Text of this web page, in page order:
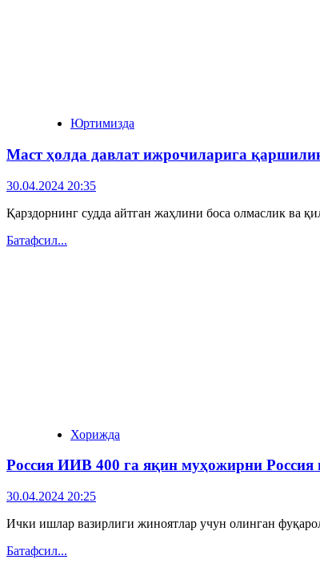
Юртимизда
Маст ҳолда давлат ижрочиларига
30.04.2024 20:35
Қарздорнинг судда айтган жаҳлини боса олмаслик
Батафсил...
Хорижда
Россия ИИВ 400 га яқин муҳожирни Россия
30.04.2024 20:25
Ички ишлар вазирлиги жиноятлар учун олинган
Батафсил...